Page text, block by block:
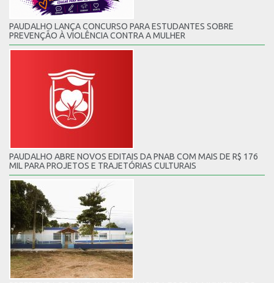
PAUDALHO LANÇA CONCURSO PARA ESTUDANTES SOBRE
PREVENÇÃO À VIOLÊNCIA CONTRA A MULHER
PAUDALHO ABRE NOVOS EDITAIS DA PNAB COM MAIS DE R$ 176
MIL PARA PROJETOS E TRAJETÓRIAS CULTURAIS